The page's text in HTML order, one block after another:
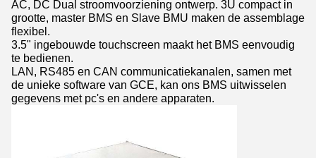
AC, DC Dual stroomvoorziening ontwerp. 3U compact in
grootte, master BMS en Slave BMU maken de assemblage
flexibel.
3.5" ingebouwde touchscreen maakt het BMS eenvoudig
te bedienen.
LAN, RS485 en CAN communicatiekanalen, samen met
de unieke software van GCE, kan ons BMS uitwisselen
gegevens met pc's en andere apparaten.